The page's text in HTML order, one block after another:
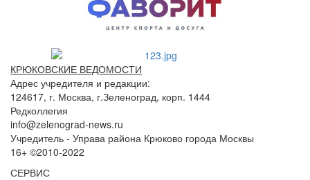
КРЮКОВСКИЕ ВЕДОМОСТИ
Адрес учредителя и редакции:
124617, г. Москва, г.Зеленоград, корп. 1444
Редколлегия
info@zelenograd-news.ru
Учредитель - Управа района Крюково города Москвы
16+ ©2010-2022
СЕРВИС